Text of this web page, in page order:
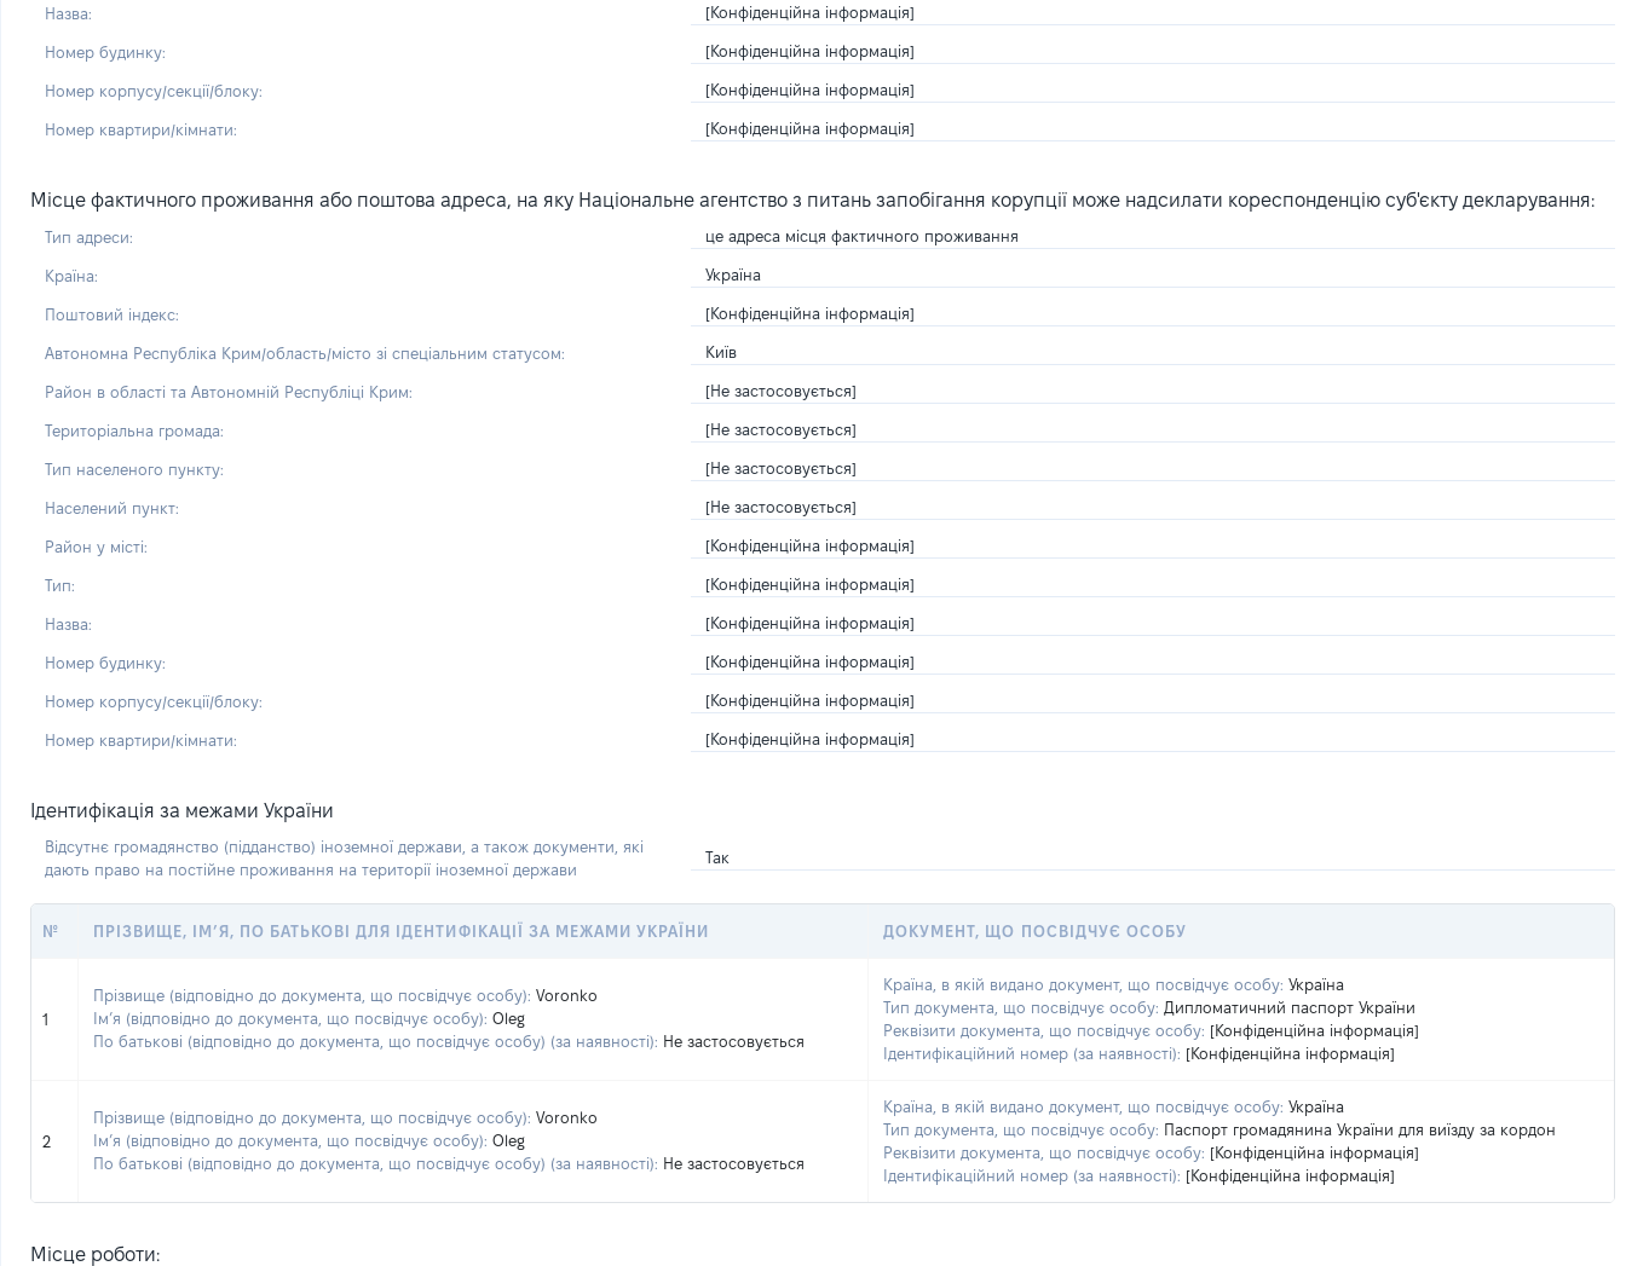
Назва: [Конфіденційна інформація]
Номер будинку: [Конфіденційна інформація]
Номер корпусу/секції/блоку: [Конфіденційна інформація]
Номер квартири/кімнати: [Конфіденційна інформація]
Місце фактичного проживання або поштова адреса, на яку Національне агентство з питань запобігання корупції може надсилати кореспонденцію суб'єкту декларування:
Тип адреси: це адреса місця фактичного проживання
Країна: Україна
Поштовий індекс: [Конфіденційна інформація]
Автономна Республіка Крим/область/місто зі спеціальним статусом: Київ
Район в області та Автономній Республіці Крим: [Не застосовується]
Територіальна громада: [Не застосовується]
Тип населеного пункту: [Не застосовується]
Населений пункт: [Не застосовується]
Район у місті: [Конфіденційна інформація]
Тип: [Конфіденційна інформація]
Назва: [Конфіденційна інформація]
Номер будинку: [Конфіденційна інформація]
Номер корпусу/секції/блоку: [Конфіденційна інформація]
Номер квартири/кімнати: [Конфіденційна інформація]
Ідентифікація за межами України
Відсутнє громадянство (підданство) іноземної держави, а також документи, які
дають право на постійне проживання на території іноземної держави
Так
№ ПРІЗВИЩЕ, ІМ’Я, ПО БАТЬКОВІ ДЛЯ ІДЕНТИФІКАЦІЇ ЗА МЕЖАМИ УКРАЇНИ ДОКУМЕНТ, ЩО ПОСВІДЧУЄ ОСОБУ
1
Прізвище (відповідно до документа, що посвідчує особу): Voronko
Ім’я (відповідно до документа, що посвідчує особу): Oleg
По батькові (відповідно до документа, що посвідчує особу) (за наявності): Не застосовується
Країна, в якій видано документ, що посвідчує особу: Україна
Тип документа, що посвідчує особу: Дипломатичний паспорт України
Реквізити документа, що посвідчує особу: [Конфіденційна інформація]
Ідентифікаційний номер (за наявності): [Конфіденційна інформація]
2
Прізвище (відповідно до документа, що посвідчує особу): Voronko
Ім’я (відповідно до документа, що посвідчує особу): Oleg
По батькові (відповідно до документа, що посвідчує особу) (за наявності): Не застосовується
Країна, в якій видано документ, що посвідчує особу: Україна
Тип документа, що посвідчує особу: Паспорт громадянина України для виїзду за кордон
Реквізити документа, що посвідчує особу: [Конфіденційна інформація]
Ідентифікаційний номер (за наявності): [Конфіденційна інформація]
Місце роботи: